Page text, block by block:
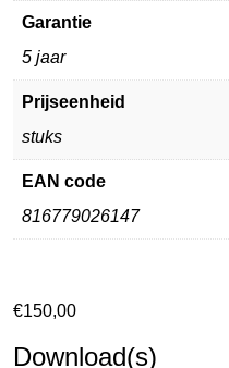
Garantie
5 jaar
Prijseenheid
stuks
EAN code
816779026147
€150,00
Download(s)